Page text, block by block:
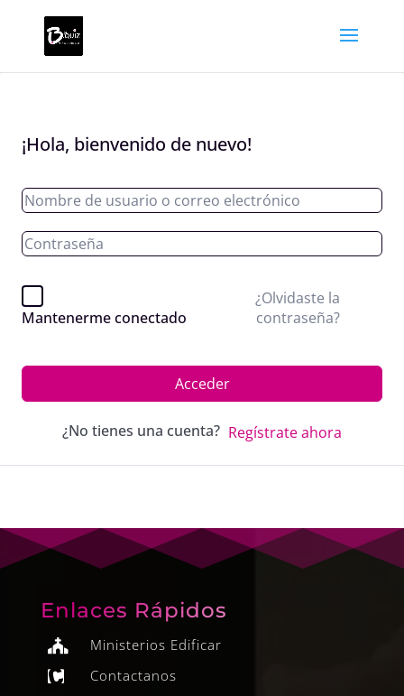
¡Hola, bienvenido de nuevo!
Mantenerme conectado
¿Olvidaste la
contraseña?
Acceder
¿No tienes una cuenta? Regístrate ahora
Enlaces Rápidos
 Ministerios Edificar
 Contactanos